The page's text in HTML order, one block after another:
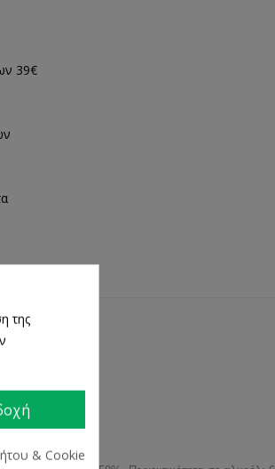
39€
της
& Cookie